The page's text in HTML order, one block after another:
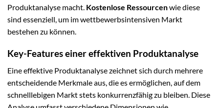
Produktanalyse macht. Kostenlose Ressourcenwie diese
sind essenziell, um im wettbewerbsintensiven Markt
bestehen zu können.
Key-Features einer effektiven Produktanalyse
Eine effektive Produktanalyse zeichnet sich durch mehrere
entscheidende Merkmale aus, die es ermöglichen, auf dem
schnelllebigen Markt stets konkurrenzfähig zu bleiben. Diese